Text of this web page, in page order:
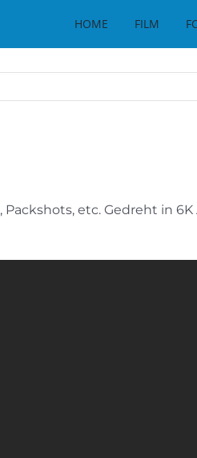
HOME FILM
, Packshots, etc. Gedreht in